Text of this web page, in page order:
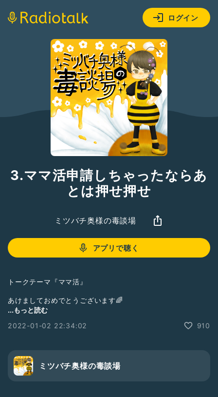
ログイン
3.ママ活申請しちゃったならあ
とは押せ押せ
ミツバチ奥様の毒談場
アプリで聴く
トークテーマ『ママ活』
あけましておめでとうございます🌈
喉が全快じゃなくて申し訳ない。
叶わない時のメンタルがキツかったら、それっぽい会話だけし
てもらって踏み出さず妄想するだけに留めるのもいいかもしれ
...もっと読む
2022-01-02 22:34:02
910
ミツバチ奥様の毒談場